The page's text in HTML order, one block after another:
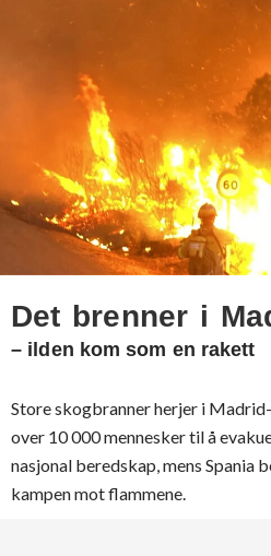
Det brenner i
– ilden kom som en rakett
Store skogbranner herjer i
over 10 000 mennesker til å
nasjonal beredskap, mens Spania
kampen mot flammene.